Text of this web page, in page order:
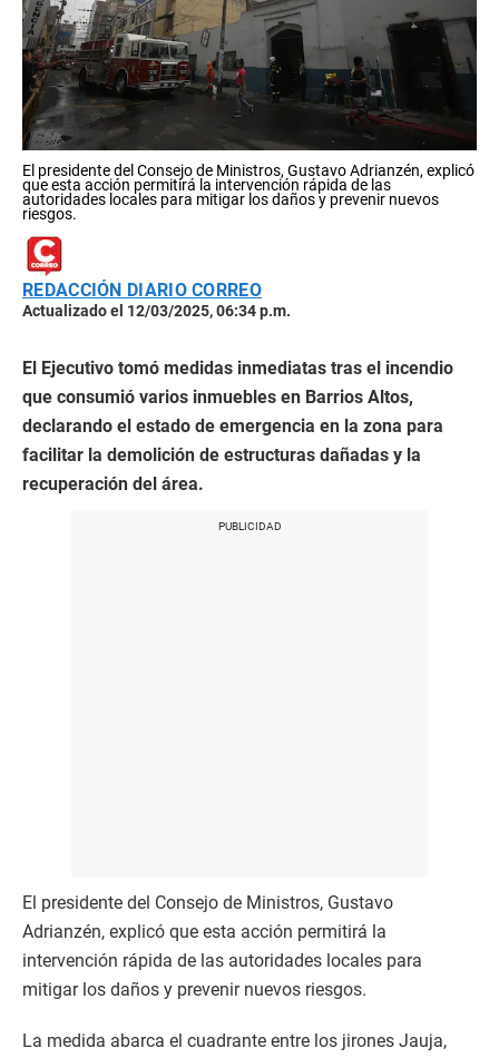
El presidente del Consejo de Ministros, Gustavo Adrianzén, explicó
que esta acción permitirá la intervención rápida de las
autoridades locales para mitigar los daños y prevenir nuevos
riesgos.
REDACCIÓN DIARIO CORREO
Actualizado el 12/03/2025, 06:34 p.m.
El Ejecutivo tomó medidas inmediatas tras el incendio
que consumió varios inmuebles en Barrios Altos,
declarando el estado de emergencia en la zona para
facilitar la demolición de estructuras dañadas y la
recuperación del área.
El presidente del Consejo de Ministros, Gustavo
Adrianzén, explicó que esta acción permitirá la
intervención rápida de las autoridades locales para
mitigar los daños y prevenir nuevos riesgos.
La medida abarca el cuadrante entre los jirones Jauja,